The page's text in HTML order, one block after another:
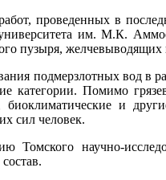
проведенных в
им. М.К.
пузыря, желчевыводящих
подмерзлотных вод в
категории. Помимо
биоклиматические и
сил человек.
Томского научно-